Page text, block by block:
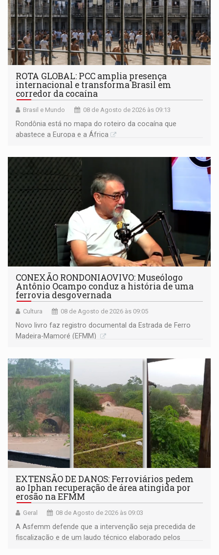
ROTA GLOBAL: PCC amplia presença
internacional e transforma Brasil em
corredor da cocaína
Brasil e Mundo 08 de Agosto de 2026 às 09:13
Rondônia está no mapa do roteiro da cocaína que
abastece a Europa e a África
CONEXÃO RONDONIAOVIVO: Museólogo
Antônio Ocampo conduz a história de uma
ferrovia desgovernada
Cultura 08 de Agosto de 2026 às 09:05
Novo livro faz registro documental da Estrada de Ferro
Madeira-Mamoré (EFMM)
EXTENSÃO DE DANOS: Ferroviários pedem
ao Iphan recuperação de área atingida por
erosão na EFMM
Geral 08 de Agosto de 2026 às 09:03
A Asfemm defende que a intervenção seja precedida de
fiscalização e de um laudo técnico elaborado pelos